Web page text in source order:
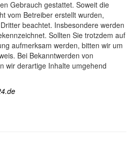
Gebrauch gestattet. Soweit die
vom Betreiber erstellt wurden,
beachtet. Insbesondere werden
Sollten Sie trotzdem auf
aufmerksam werden, bitten wir um
Bei Bekanntwerden von
wir derartige Inhalte umgehend